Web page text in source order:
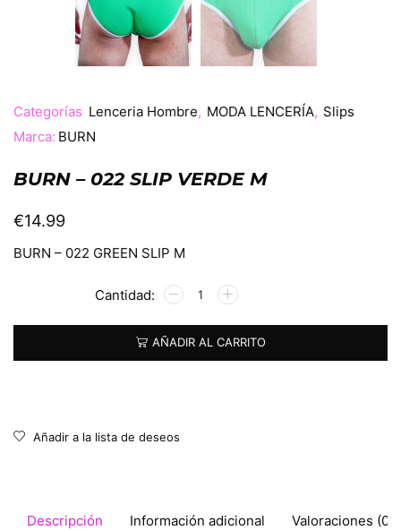
Categorías Lenceria Hombre, MODA LENCERÍA, Slips
Marca: BURN
BURN – 022 SLIP VERDE M
€14.99
BURN – 022 GREEN SLIP M
AÑADIR AL CARRITO
Alternative:
Añadir a la lista de deseos
Descripción Información adicional Valoraciones (0)